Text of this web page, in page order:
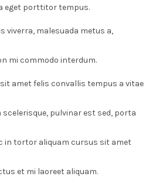
eget porttitor tempus.
viverra, malesuada metus a,
mi commodo interdum.
amet felis convallis tempus a vitae
scelerisque, pulvinar est sed, porta
in tortor aliquam cursus sit amet
et mi laoreet aliquam.